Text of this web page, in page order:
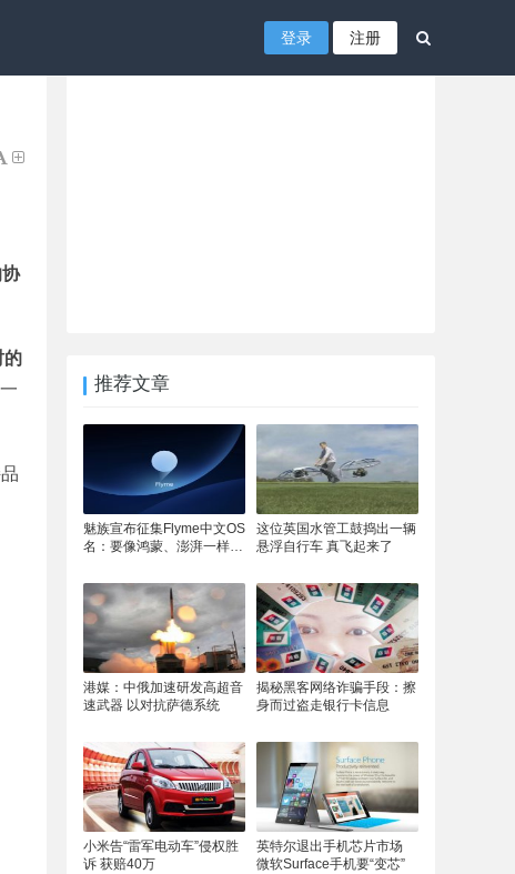
登录 注册
的
推荐文章
魅族宣布征集Flyme中文OS
名：要像鸿蒙、澎湃一样响
这位英国水管工鼓捣出一辆
悬浮自行车 真飞起来了
港媒：中俄加速研发高超音
速武器 以对抗萨德系统
揭秘黑客网络诈骗手段：擦
身而过盗走银行卡信息
小米告“雷军电动车”侵权胜
诉 获赔40万
英特尔退出手机芯片市场
微软Surface手机要“变芯”